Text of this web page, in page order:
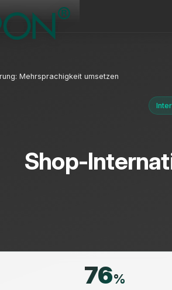
Mehrsprachigkeit umsetzen
Shop-
76%